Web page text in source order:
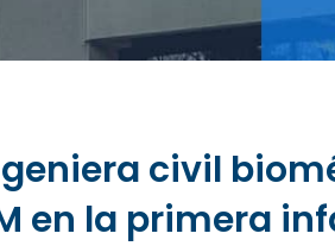
civil
en la primera